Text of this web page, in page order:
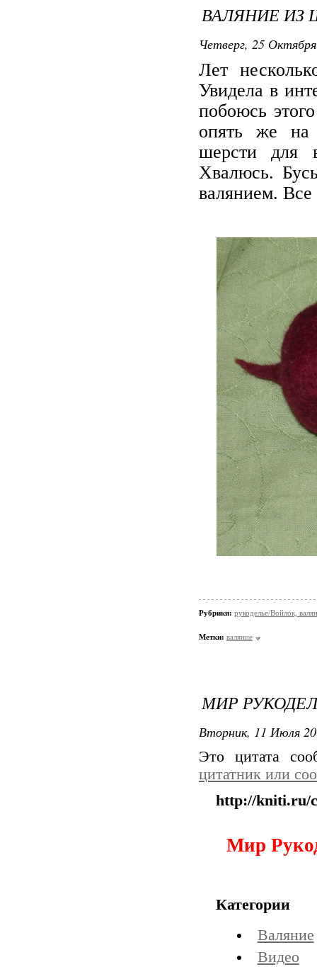
ВАЛЯНИЕ ИЗ
Четверг, 25
Лет
Увидела в
побоюсь
опять же на
шерсти для
Хвалюсь.
валянием. Все
Рубрики: рукоделье/Войлок,
Метки: валяние
МИР
Вторник, 11 Июля
Это цитата
цитатник или
http://kniti.ru/
Мир
Категории
Валяние
Видео